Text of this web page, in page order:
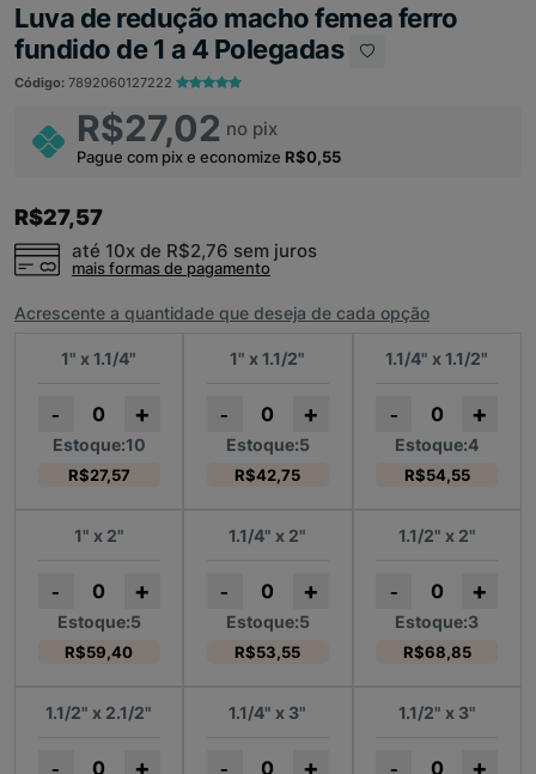
Luva de redução macho femea ferro
fundido de 1 a 4 Polegadas
Código: 7892060127222
R$27,02 no pix
Pague com pix e economize R$0,55
R$27,57
até 10x de R$2,76 sem juros
mais formas de pagamento
Acrescente a quantidade que deseja de cada opção
1" x 1.1/4"
- +
Estoque:10
R$27,57
1" x 1.1/2"
- +
Estoque:5
R$42,75
1.1/4" x 1.1/2"
- +
Estoque:4
R$54,55
1" x 2"
- +
Estoque:5
R$59,40
1.1/4" x 2"
- +
Estoque:5
R$53,55
1.1/2" x 2"
- +
Estoque:3
R$68,85
1.1/2" x 2.1/2"
- +
1.1/4" x 3"
- +
1.1/2" x 3"
- +